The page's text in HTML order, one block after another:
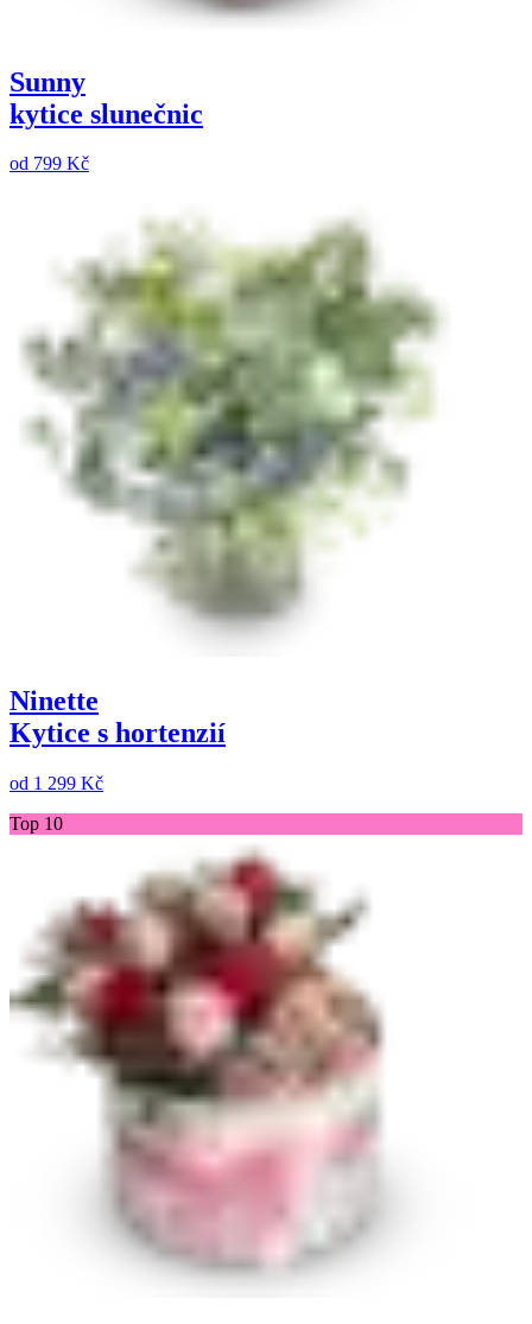
Sunny
kytice slunečnic
od 799 Kč
Ninette
Kytice s hortenzií
od 1 299 Kč
Top 10